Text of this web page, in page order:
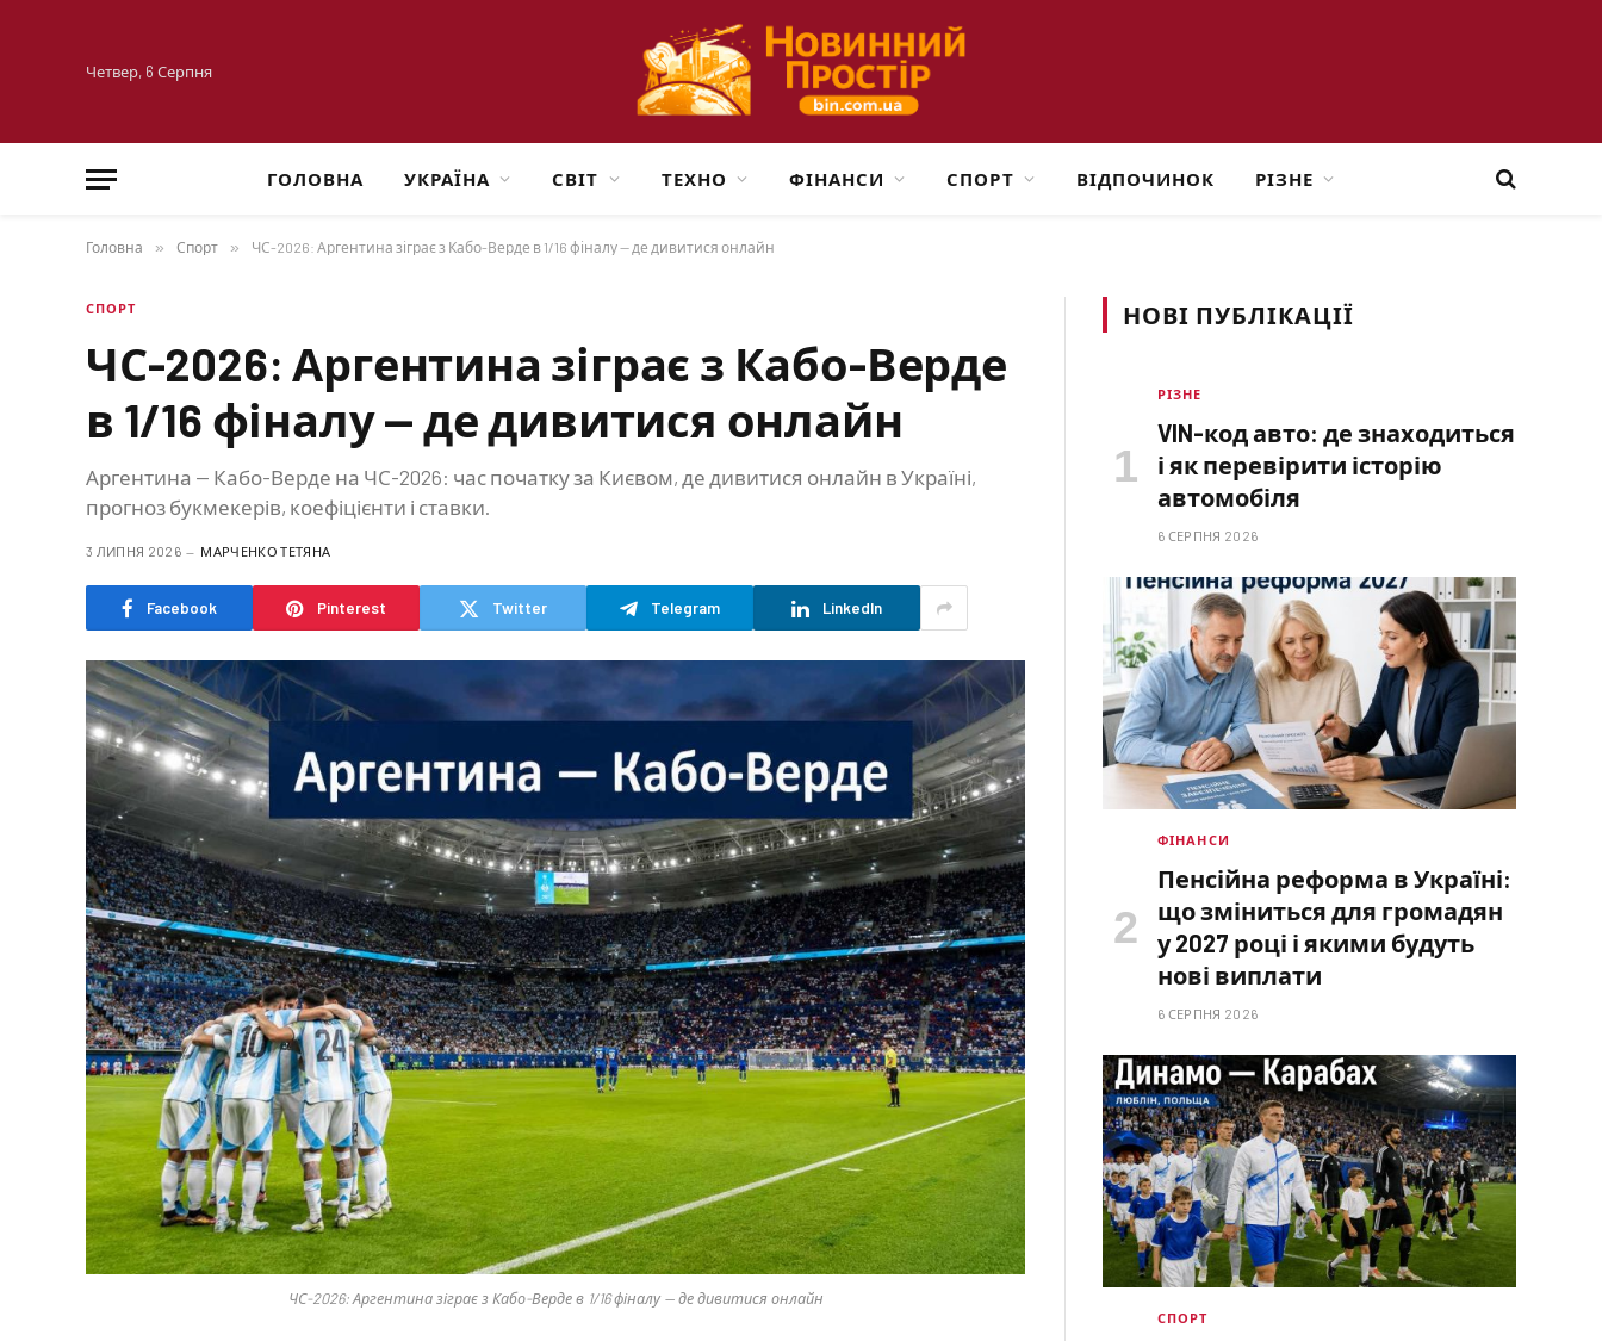
Четвер, 6 Серпня
ГОЛОВНА УКРАЇНА СВІТ ТЕХНО ФІНАНСИ СПОРТ ВІДПОЧИНОК РІЗНЕ
Головна » Спорт » ЧС-2026: Аргентина зіграє з Кабо-Верде в 1/16 фіналу — де дивитися онлайн
СПОРТ
ЧС-2026: Аргентина зіграє з Кабо-Верде
в 1/16 фіналу — де дивитися онлайн
Аргентина — Кабо-Верде на ЧС-2026: час початку за Києвом, де дивитися онлайн в Україні,
прогноз букмекерів, коефіцієнти і ставки.
3 ЛИПНЯ 2026 МАРЧЕНКО ТЕТЯНА
Facebook Pinterest Twitter Telegram LinkedIn
ЧС-2026: Аргентина зіграє з Кабо-Верде в 1/16 фіналу — де дивитися онлайн
НОВІ ПУБЛІКАЦІЇ
РІЗНЕ
VIN-код авто: де знаходиться
і як перевірити історію
автомобіля
6 СЕРПНЯ 2026
ФІНАНСИ
Пенсійна реформа в Україні:
що зміниться для громадян
у 2027 році і якими будуть
нові виплати
6 СЕРПНЯ 2026
СПОРТ